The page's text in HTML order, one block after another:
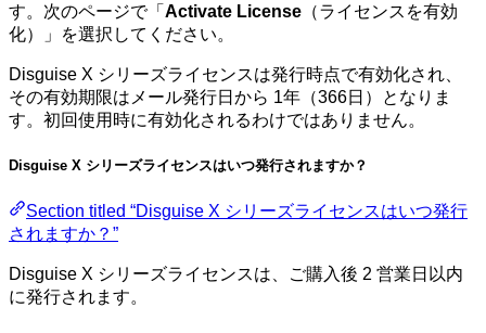
す。次のページで「 Activate License （ライセンスを有効
化）」を選択してください。
Disguise X シリーズライセンスは発行時点で有効化され、
その有効期限はメール発行日から 1年（366日）となりま
す。初回使用時に有効化されるわけではありません。
Disguise X シリーズライセンスはいつ発行されますか？
Section titled “Disguise X シリーズライセンスはいつ発行
されますか？”
Disguise X シリーズライセンスは、ご購入後 2 営業日以内
に発行されます。